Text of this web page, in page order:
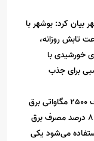
بیان کرد: بوشهر با
روز آفتابی در سال و متوسط 9 ساعت تابش روزانه،
خورشیدی با
برای جذب
معاون عمرانی استاندار بوشهر با اشاره به مصرف 2500 مگاواتی برق
در پیک استان بوشهر خاطرنشان کرد: بیش از 80 درصد مصرف برق
می‌شود یکی